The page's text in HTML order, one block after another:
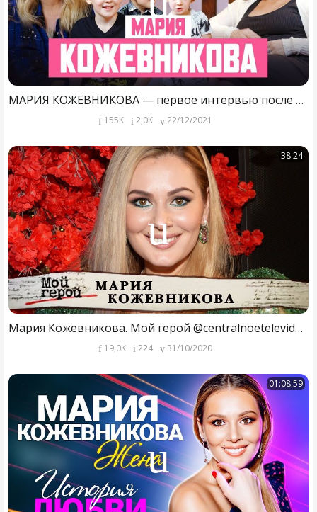
МАРИЯ КОЖЕВНИКОВА — первое интервью после долгого перерыва. О депрессии, сыновьях и новой жизни.
155K 2,0K 22/12/2021
38:24
Мария Кожевникова. Мой герой @centralnoetelevidenie
19,0K 224 31/10/2020
01:08:59